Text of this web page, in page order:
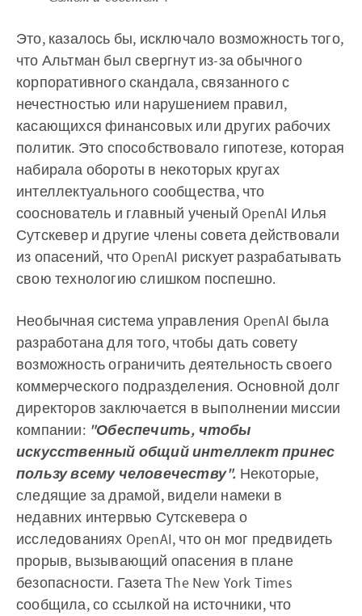
Это, казалось бы, исключало возможность того,
что Альтман был свергнут из-за обычного
корпоративного скандала, связанного с
нечестностью или нарушением правил,
касающихся финансовых или других рабочих
политик. Это способствовало гипотезе, которая
набирала обороты в некоторых кругах
интеллектуального сообщества, что
сооснователь и главный ученый OpenAI Илья
Сутскевер и другие члены совета действовали
из опасений, что OpenAI рискует разрабатывать
свою технологию слишком поспешно.
Необычная система управления OpenAI была
разработана для того, чтобы дать совету
возможность ограничить деятельность своего
коммерческого подразделения. Основной долг
директоров заключается в выполнении миссии
компании: "Обеспечить, чтобы
искусственный общий интеллект принес
пользу всему человечеству". Некоторые,
следящие за драмой, видели намеки в
недавних интервью Сутскевера о
исследованиях OpenAI, что он мог предвидеть
прорыв, вызывающий опасения в плане
безопасности. Газета The New York Times
сообщила, со ссылкой на источники, что